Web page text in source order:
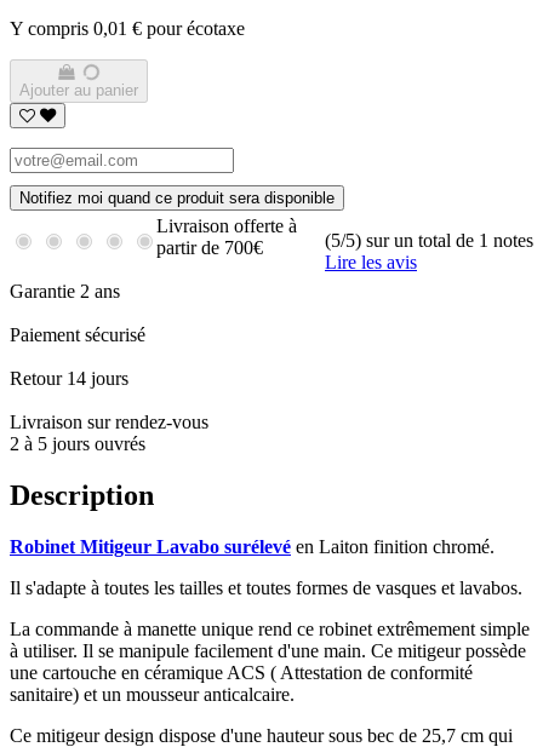
Y compris 0,01 € pour écotaxe
Ajouter au panier
Notifiez moi quand ce produit sera disponible
(5/5) sur un total de 1 notes
Lire les avis
Livraison offerte à
partir de 700€
Garantie 2 ans
Paiement sécurisé
Retour 14 jours
Livraison sur rendez-vous
2 à 5 jours ouvrés
Description
Robinet Mitigeur Lavabo surélevé en Laiton finition chromé.
Il s'adapte à toutes les tailles et toutes formes de vasques et lavabos.
La commande à manette unique rend ce robinet extrêmement simple
à utiliser. Il se manipule facilement d'une main. Ce mitigeur possède
une cartouche en céramique ACS ( Attestation de conformité
sanitaire) et un mousseur anticalcaire.
Ce mitigeur design dispose d'une hauteur sous bec de 25,7 cm qui